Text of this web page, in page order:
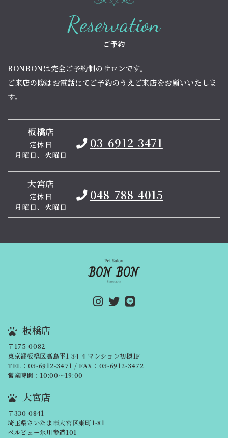
Reservation
ご予約
BONBONは完全ご予約制のサロンです。
ご来店の際はお電話にてご予約のうえご来店をお願いいたしま
す。
板橋店
定休日
月曜日、火曜日
03-6912-3471
大宮店
定休日
月曜日、火曜日
048-788-4015
板橋店
〒175-0082
東京都板橋区高島平1-34-4 マンション初穂1F
TEL：03-6912-3471 / FAX：03-6912-3472
営業時間：10:00～19:00
大宮店
〒330-0841
埼玉県さいたま市大宮区東町1-81
ベルビュー氷川参道101